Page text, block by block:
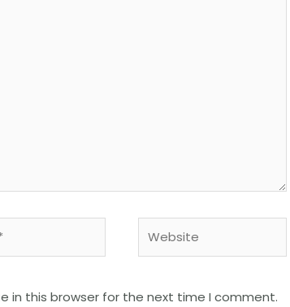
in this browser for the next time I comment.